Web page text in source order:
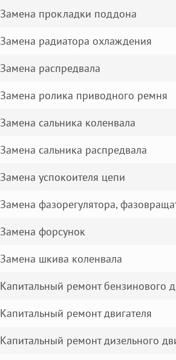
Замена прокладки поддона
Замена радиатора охлаждения
Замена распредвала
Замена ролика приводного ремня
Замена сальника коленвала
Замена сальника распредвала
Замена успокоителя цепи
Замена фазорегулятора,
Замена форсунок
Замена шкива коленвала
Капитальный ремонт бензинового
Капитальный ремонт двигателя
Капитальный ремонт дизельного